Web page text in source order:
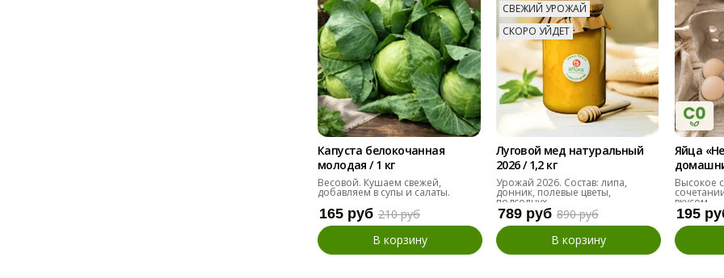
Капуста белокочанная
молодая / 1 кг
Весовой. Кушаем свежей,
добавляем в супы и салаты.
165 руб 210 руб
В корзину
СВЕЖИЙ УРОЖАЙ
СКОРО УЙДЕТ
Луговой мед натуральный
2026 / 1,2 кг
Урожай 2026. Состав: липа,
донник, полевые цветы,
подсолнух
789 руб 890 руб
В корзину
Яйца
десяток
Высокое
вкусом.
195